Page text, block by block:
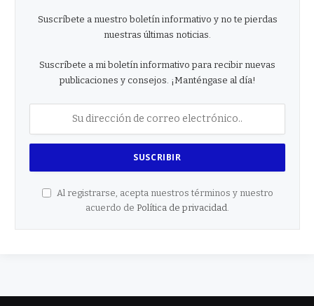
Suscríbete a nuestro boletín informativo y no te pierdas
nuestras últimas noticias.
Suscríbete a mi boletín informativo para recibir nuevas
publicaciones y consejos. ¡Manténgase al día!
Al registrarse, acepta nuestros términos y nuestro
acuerdo de Política de privacidad